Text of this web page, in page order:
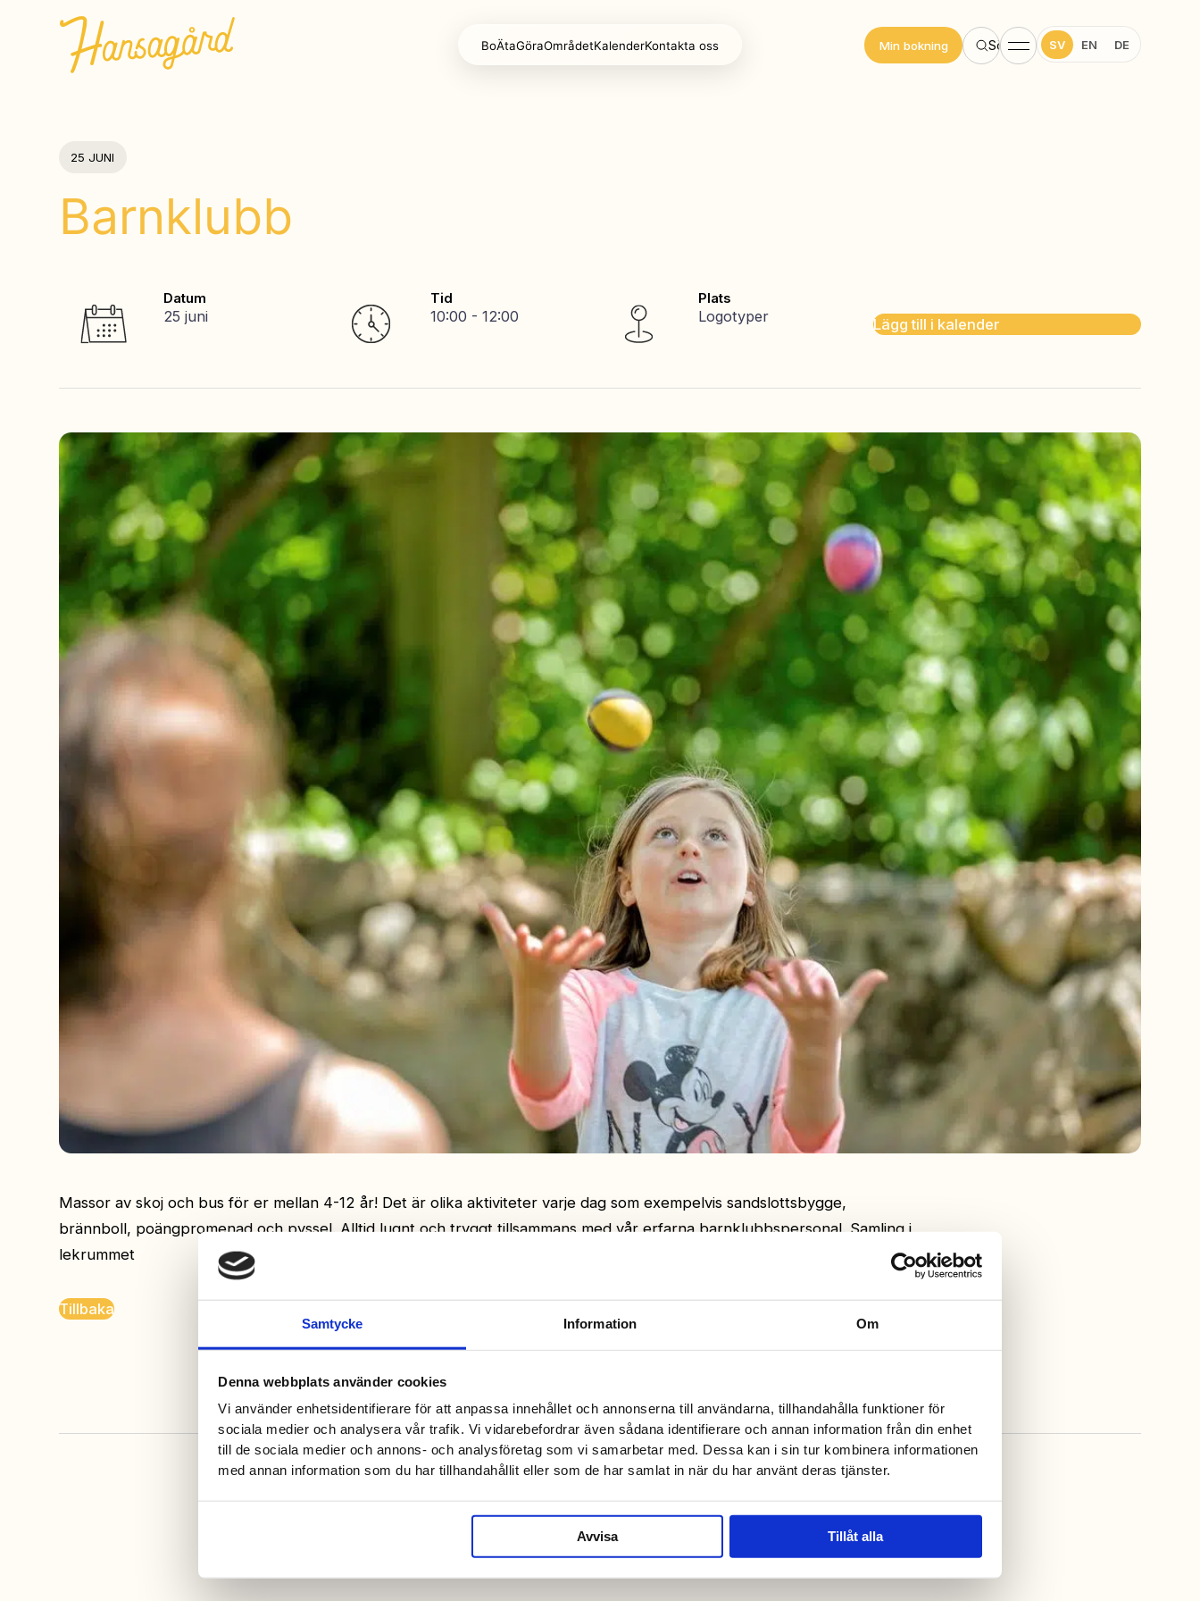
Samtycke Information Om
Denna webbplats använder cookies
Vi använder enhetsidentifierare för att anpassa innehållet och annonserna till användarna, tillhandahålla funktioner för
sociala medier och analysera vår trafik. Vi vidarebefordrar även sådana identifierare och annan information från din enhet
till de sociala medier och annons- och analysföretag som vi samarbetar med. Dessa kan i sin tur kombinera informationen
med annan information som du har tillhandahållit eller som de har samlat in när du har använt deras tjänster.
Avvisa Tillåt alla
BoÄtaGöraOmrådetKalenderKontakta oss Sök
Min bokning SV EN DE
25 JUNI
Barnklubb
Datum
25 juni
Tid
10:00 - 12:00
Plats
Logotyper Lägg till i kalender
Massor av skoj och bus för er mellan 4-12 år! Det är olika aktiviteter varje dag som exempelvis sandslottsbygge,
brännboll, poängpromenad och pyssel. Alltid lugnt och tryggt tillsammans med vår erfarna barnklubbspersonal. Samling i
lekrummet
Tillbaka